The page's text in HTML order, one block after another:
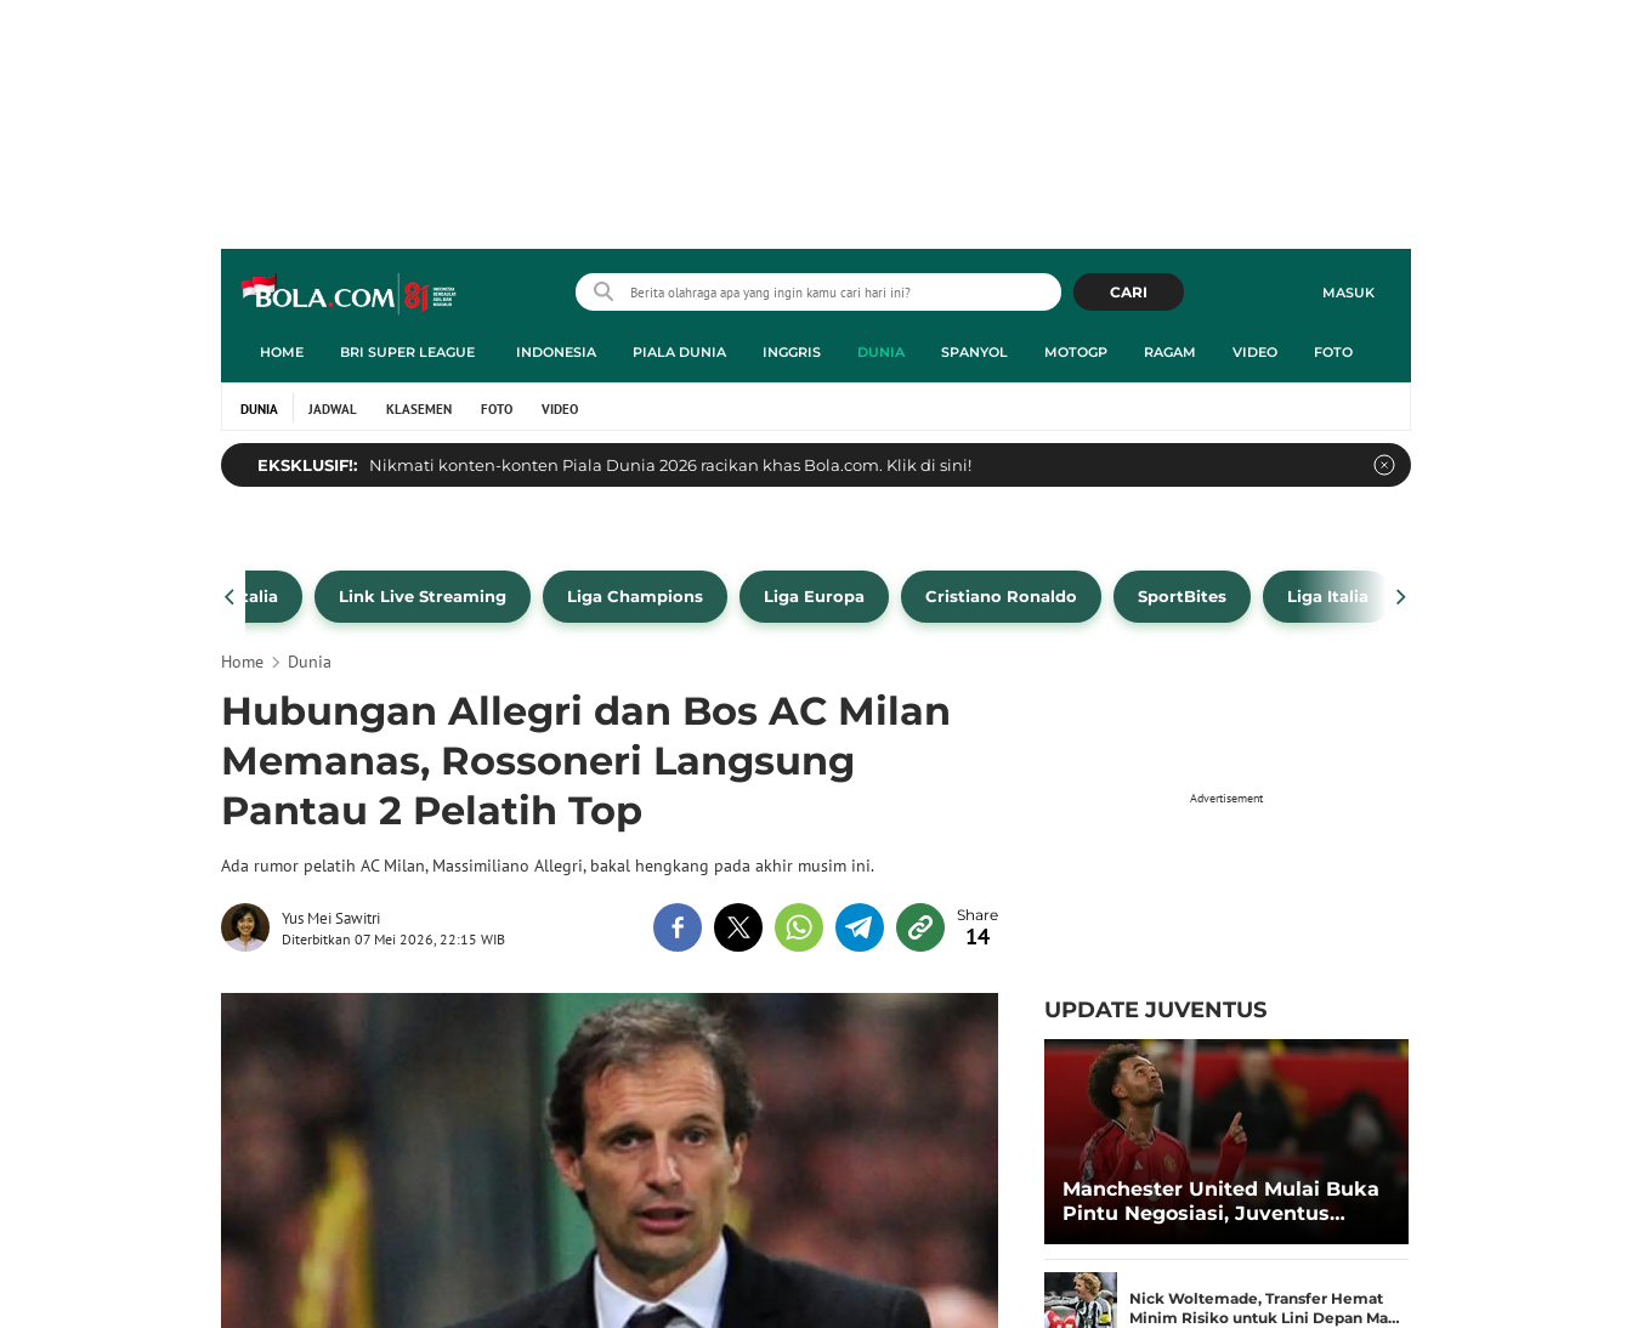
MASUK
CARI
HOME BRI SUPER LEAGUE INDONESIA PIALA DUNIA INGGRIS DUNIA SPANYOL MOTOGP RAGAM VIDEO FOTO
DUNIA JADWAL KLASEMEN FOTO VIDEO
EKSKLUSIF!: Nikmati konten-konten Piala Dunia 2026 racikan khas Bola.com. Klik di sini!
Liga Italia Link Live Streaming Liga Champions Liga Europa Cristiano Ronaldo SportBites Liga Italia
Home Dunia
Hubungan Allegri dan Bos AC Milan
Memanas, Rossoneri Langsung
Pantau 2 Pelatih Top
Ada rumor pelatih AC Milan, Massimiliano Allegri, bakal hengkang pada akhir musim ini.
Yus Mei Sawitri
Diterbitkan 07 Mei 2026, 22:15 WIB 14
Advertisement
UPDATE JUVENTUS
Manchester United Mulai Buka
Pintu Negosiasi, Juventus
Zirkzee
Nick Woltemade, Transfer Hemat
Minim Risiko untuk Lini Depan Ma…